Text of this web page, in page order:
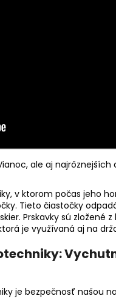
ale aj najrôznejších
v ktorom počas jeho
Tieto čiastočky
Prskavky sú zložené
je využívaná aj na
je bezpečnosť našou